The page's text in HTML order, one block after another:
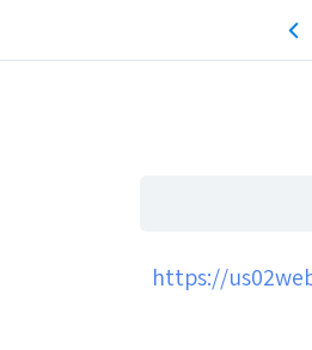
https://